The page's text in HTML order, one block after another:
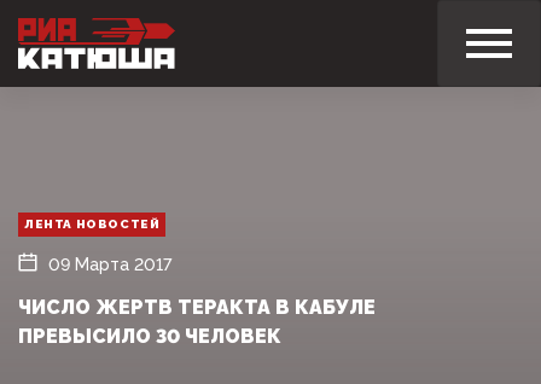
ЛЕНТА НОВОСТЕЙ
09 Марта 2017
ЧИСЛО ЖЕРТВ ТЕРАКТА В КАБУЛЕ
ПРЕВЫСИЛО 30 ЧЕЛОВЕК‍